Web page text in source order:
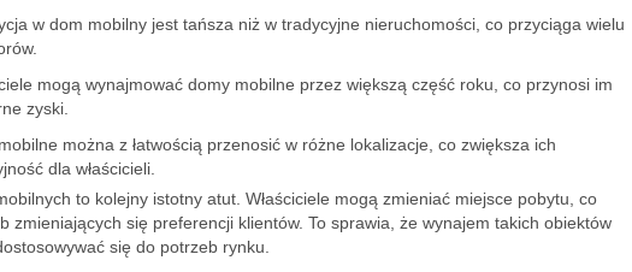
w dom mobilny jest tańsza niż w tradycyjne nieruchomości, co przyciąga wielu
mogą wynajmować domy mobilne przez większą część roku, co przynosi im
zyski.
można z łatwością przenosić w różne lokalizacje, co zwiększa ich
dla właścicieli.
to kolejny istotny atut. Właściciele mogą zmieniać miejsce pobytu, co
zmieniających się preferencji klientów. To sprawia, że wynajem takich obiektów
się do potrzeb rynku.